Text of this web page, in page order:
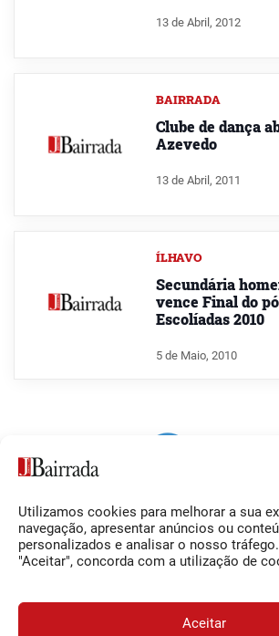
Utilizamos cookies para melhorar a sua
navegação, apresentar anúncios ou
personalizados e analisar o nosso
"Aceitar", concorda com a utilização de
Aceitar
13 de Abril, 2012
BAIRRADA
Clube de dança
Azevedo
13 de Abril, 2011
ÍLHAVO
Secundária
vence Final do
Escolíadas 2010
5 de Maio, 2010
Siga-nos
Facebook
O